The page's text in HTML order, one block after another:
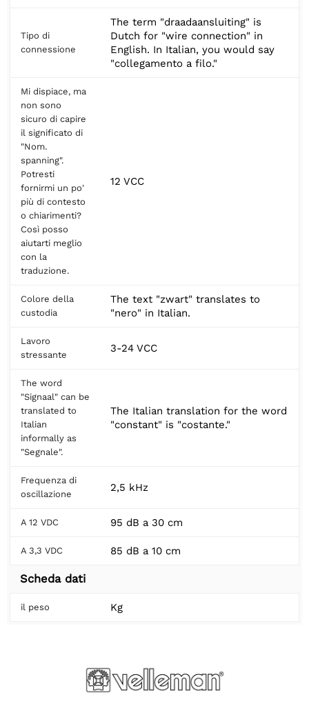
Tipo di
connessione
The term "draadaansluiting" is
Dutch for "wire connection" in
English. In Italian, you would say
"collegamento a filo."
Mi dispiace, ma
non sono
sicuro di capire
il significato di
"Nom.
spanning".
Potresti
fornirmi un po'
più di contesto
o chiarimenti?
Così posso
aiutarti meglio
con la
traduzione.
12 VCC
Colore della
custodia
The text "zwart" translates to
"nero" in Italian.
Lavoro
stressante
3-24 VCC
The word
"Signaal" can be
translated to
Italian
informally as
"Segnale".
The Italian translation for the word
"constant" is "costante."
Frequenza di
oscillazione
2,5 kHz
A 12 VDC 95 dB a 30 cm
A 3,3 VDC 85 dB a 10 cm
Scheda dati
il peso Kg